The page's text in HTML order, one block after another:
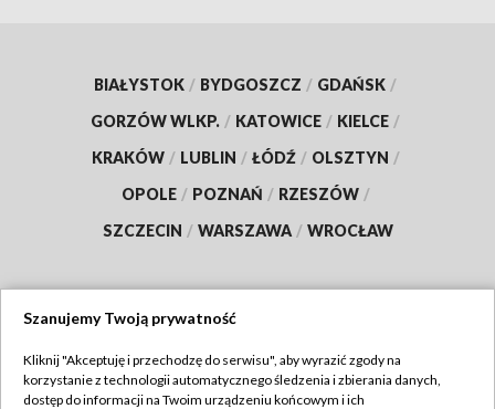
BIAŁYSTOK / BYDGOSZCZ / GDAŃSK /
GORZÓW WLKP. / KATOWICE / KIELCE /
KRAKÓW / LUBLIN / ŁÓDŹ / OLSZTYN /
OPOLE / POZNAŃ / RZESZÓW /
SZCZECIN / WARSZAWA / WROCŁAW
TVP
Szanujemy Twoją prywatność
Kliknij "Akceptuję i przechodzę do serwisu", aby wyrazić zgody na
korzystanie z technologii automatycznego śledzenia i zbierania danych,
dostęp do informacji na Twoim urządzeniu końcowym i ich